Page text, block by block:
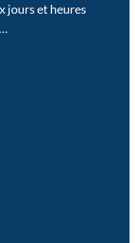
jours et heures